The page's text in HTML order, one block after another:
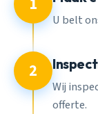
U belt
2
Wij
offerte.